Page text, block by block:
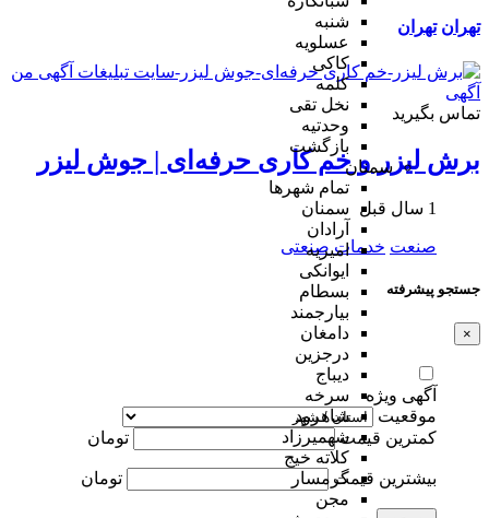
شنبه
عسلویه
کاکی
کلمه
نخل تقی
وحدتیه
بازگشت
سمنان
تمام شهر‌ها
سمنان
آرادان
امیریه
ایوانکی
بسطام
بیارجمند
دامغان
درجزین
دیباج
سرخه
شاهرود
شهمیرزاد
کلاته خیج
گرمسار
مجن
تهران تهران
تماس بگیرید
برش لیزر و خم کاری حرفه‌ای | جوش لیزر
1 سال قبل
صنعت خدمات صنعتی
جستجو پیشرفته
×
آگهی ویژه
موقعیت
کمترین قیمت
تومان
بیشترین قیمت تومان